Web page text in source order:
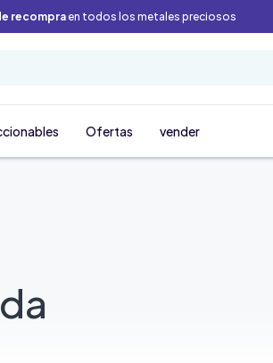
recompraen todos los metales preciosos
Ofertas vender